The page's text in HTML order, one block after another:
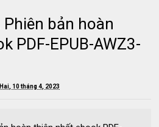
bản hoàn
PDF-EPUB-AWZ3-
10 tháng 4, 2023